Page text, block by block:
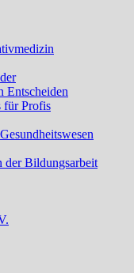
Entscheiden
für Profis
der Bildungsarbeit